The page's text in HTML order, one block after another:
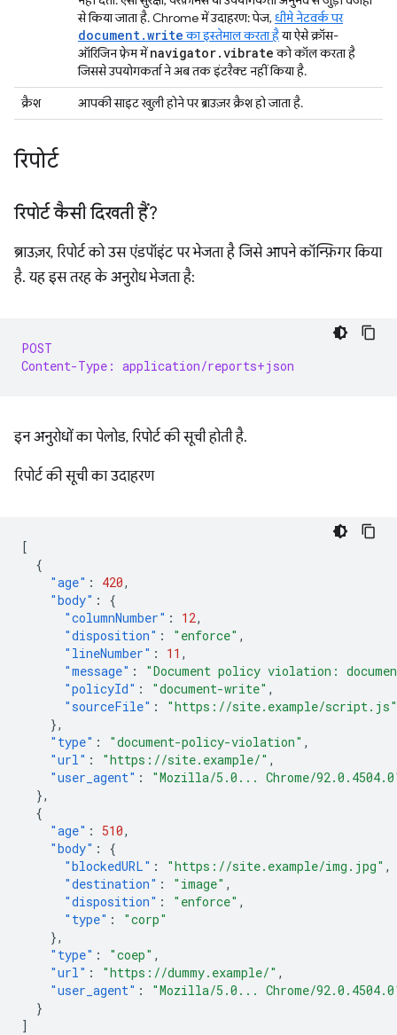
से किया जाता है. Chrome में उदाहरण: पेज, धीमे नेटवर्क पर
document.writeका इस्तेमाल करता हैया ऐसे क्रॉस-
ऑरिजिन फ़्रेम मेंnavigator.vibrateको कॉल करता है
जिससे उपयोगकर्ता ने अब तक इंटरैक्ट नहीं किया है.
क्रैश
आपकी साइट खुली होने पर ब्राउज़र क्रैश हो जाता है.
रिपोर्ट
रिपोर्ट कैसी दिखती हैं?
ब्राउज़र, रिपोर्ट को उस एंडपॉइंट पर भेजता है जिसे आपने कॉन्फ़िगर किया
है. यह इस तरह के अनुरोध भेजता है:
POST
Content-Type: application/reports+json
इन अनुरोधों का पेलोड, रिपोर्ट की सूची होती है.
रिपोर्ट की सूची का उदाहरण
[
{
"age" : 420,
"body" :
{
"columnNumber" : 12,
"disposition" : "enforce" ,
"lineNumber" : 11 ,
"message" :
"Document policy violation:
"policyId" : "document-write" ,
"sourceFile" :
"https://site.example/script.js"
},
"type" : "document-policy-violation" ,
"url" : "https://site.example/" ,
"user_agent" :
"Mozilla/5.0... Chrome/
},
{
"age" : 510,
"body" :
{
"blockedURL" : "https://site.example/img.jpg" ,
"destination" : "image" ,
"disposition" : "enforce" ,
"type" :
"corp"
},
"type" : "coep" ,
"url" : "https://dummy.example/" ,
"user_agent" :
"Mozilla/5.0... Chrome/
}
]